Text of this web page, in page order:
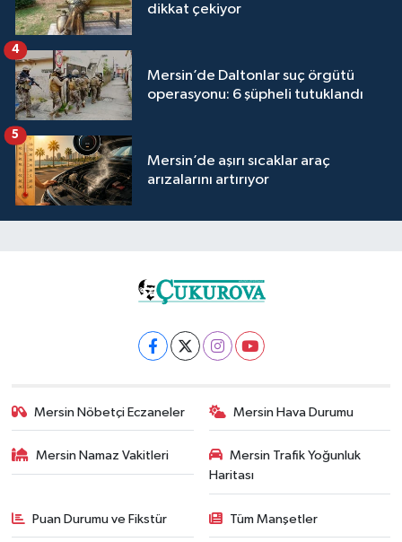
dikkat çekiyor
Mersin’de Daltonlar suç örgütü
operasyonu: 6 şüpheli tutuklandı
4
Mersin’de aşırı sıcaklar araç
arızalarını artırıyor
5
Mersin Nöbetçi Eczaneler Mersin Hava Durumu
Mersin Namaz Vakitleri
Mersin Trafik Yoğunluk
Haritası
Puan Durumu ve Fikstür Tüm Manşetler